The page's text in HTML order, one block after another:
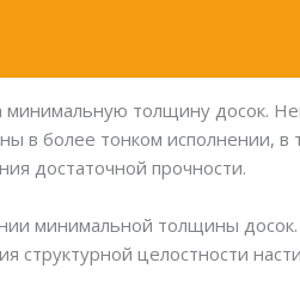
минимальную толщину досок.
в более тонком исполнении, в
достаточной прочности.
минимальной толщины
структурной целостности